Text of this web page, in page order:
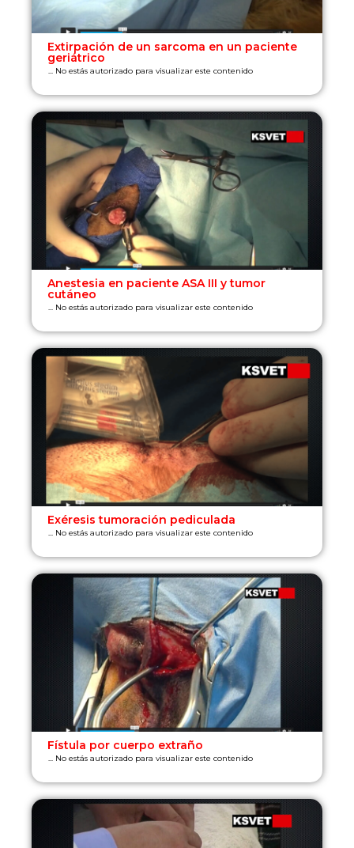
Extirpación de un sarcoma en un paciente
geriátrico
... No estás autorizado para visualizar este contenido
Anestesia en paciente ASA III y tumor
cutáneo
... No estás autorizado para visualizar este contenido
Exéresis tumoración pediculada
... No estás autorizado para visualizar este contenido
Fístula por cuerpo extraño
... No estás autorizado para visualizar este contenido